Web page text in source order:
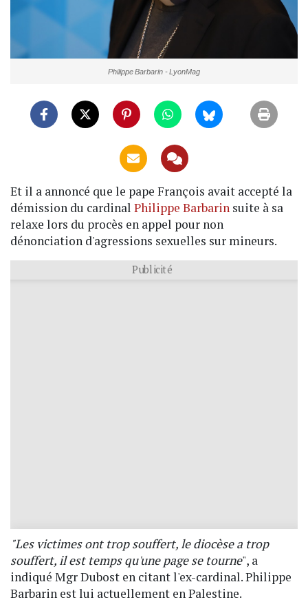
Philippe Barbarin - LyonMag
Et il a annoncé que le pape François avait accepté la
démission du cardinal Philippe Barbarin suite à sa
relaxe lors du procès en appel pour non
dénonciation d'agressions sexuelles sur mineurs.
Publicité
"Les victimes ont trop souffert, le diocèse a trop
souffert, il est temps qu'une page se tourne", a
indiqué Mgr Dubost en citant l'ex-cardinal. Philippe
Barbarin est lui actuellement en Palestine.